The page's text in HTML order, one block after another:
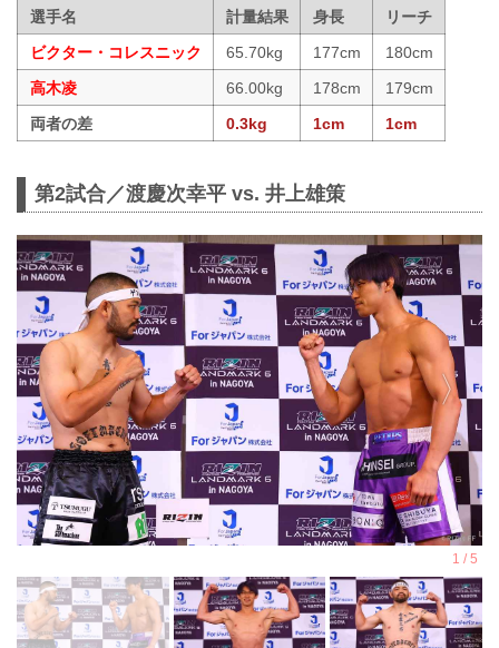
選手名 計量結果 身長
リーチ
ビクター・コレスニック
65.70kg 177cm
180cm
高木凌
66.00kg 178cm
179cm
両者の差
0.3kg 1cm 1cm
第2試合／渡慶次幸平 vs. 井上雄策